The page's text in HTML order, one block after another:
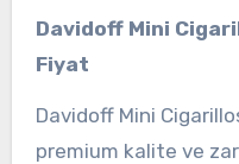
Davidoff Mini Cigarillos Platinum Sigarillo
Fiyat
Davidoff Mini
premium kalite ve